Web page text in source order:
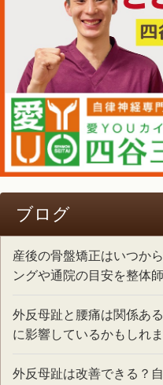
ブログ
産後の骨盤矯正はいつか
ングや通院の目安を整体
外反母趾と腰痛は関係あ
に影響しているかもしれ
外反母趾は改善できる？